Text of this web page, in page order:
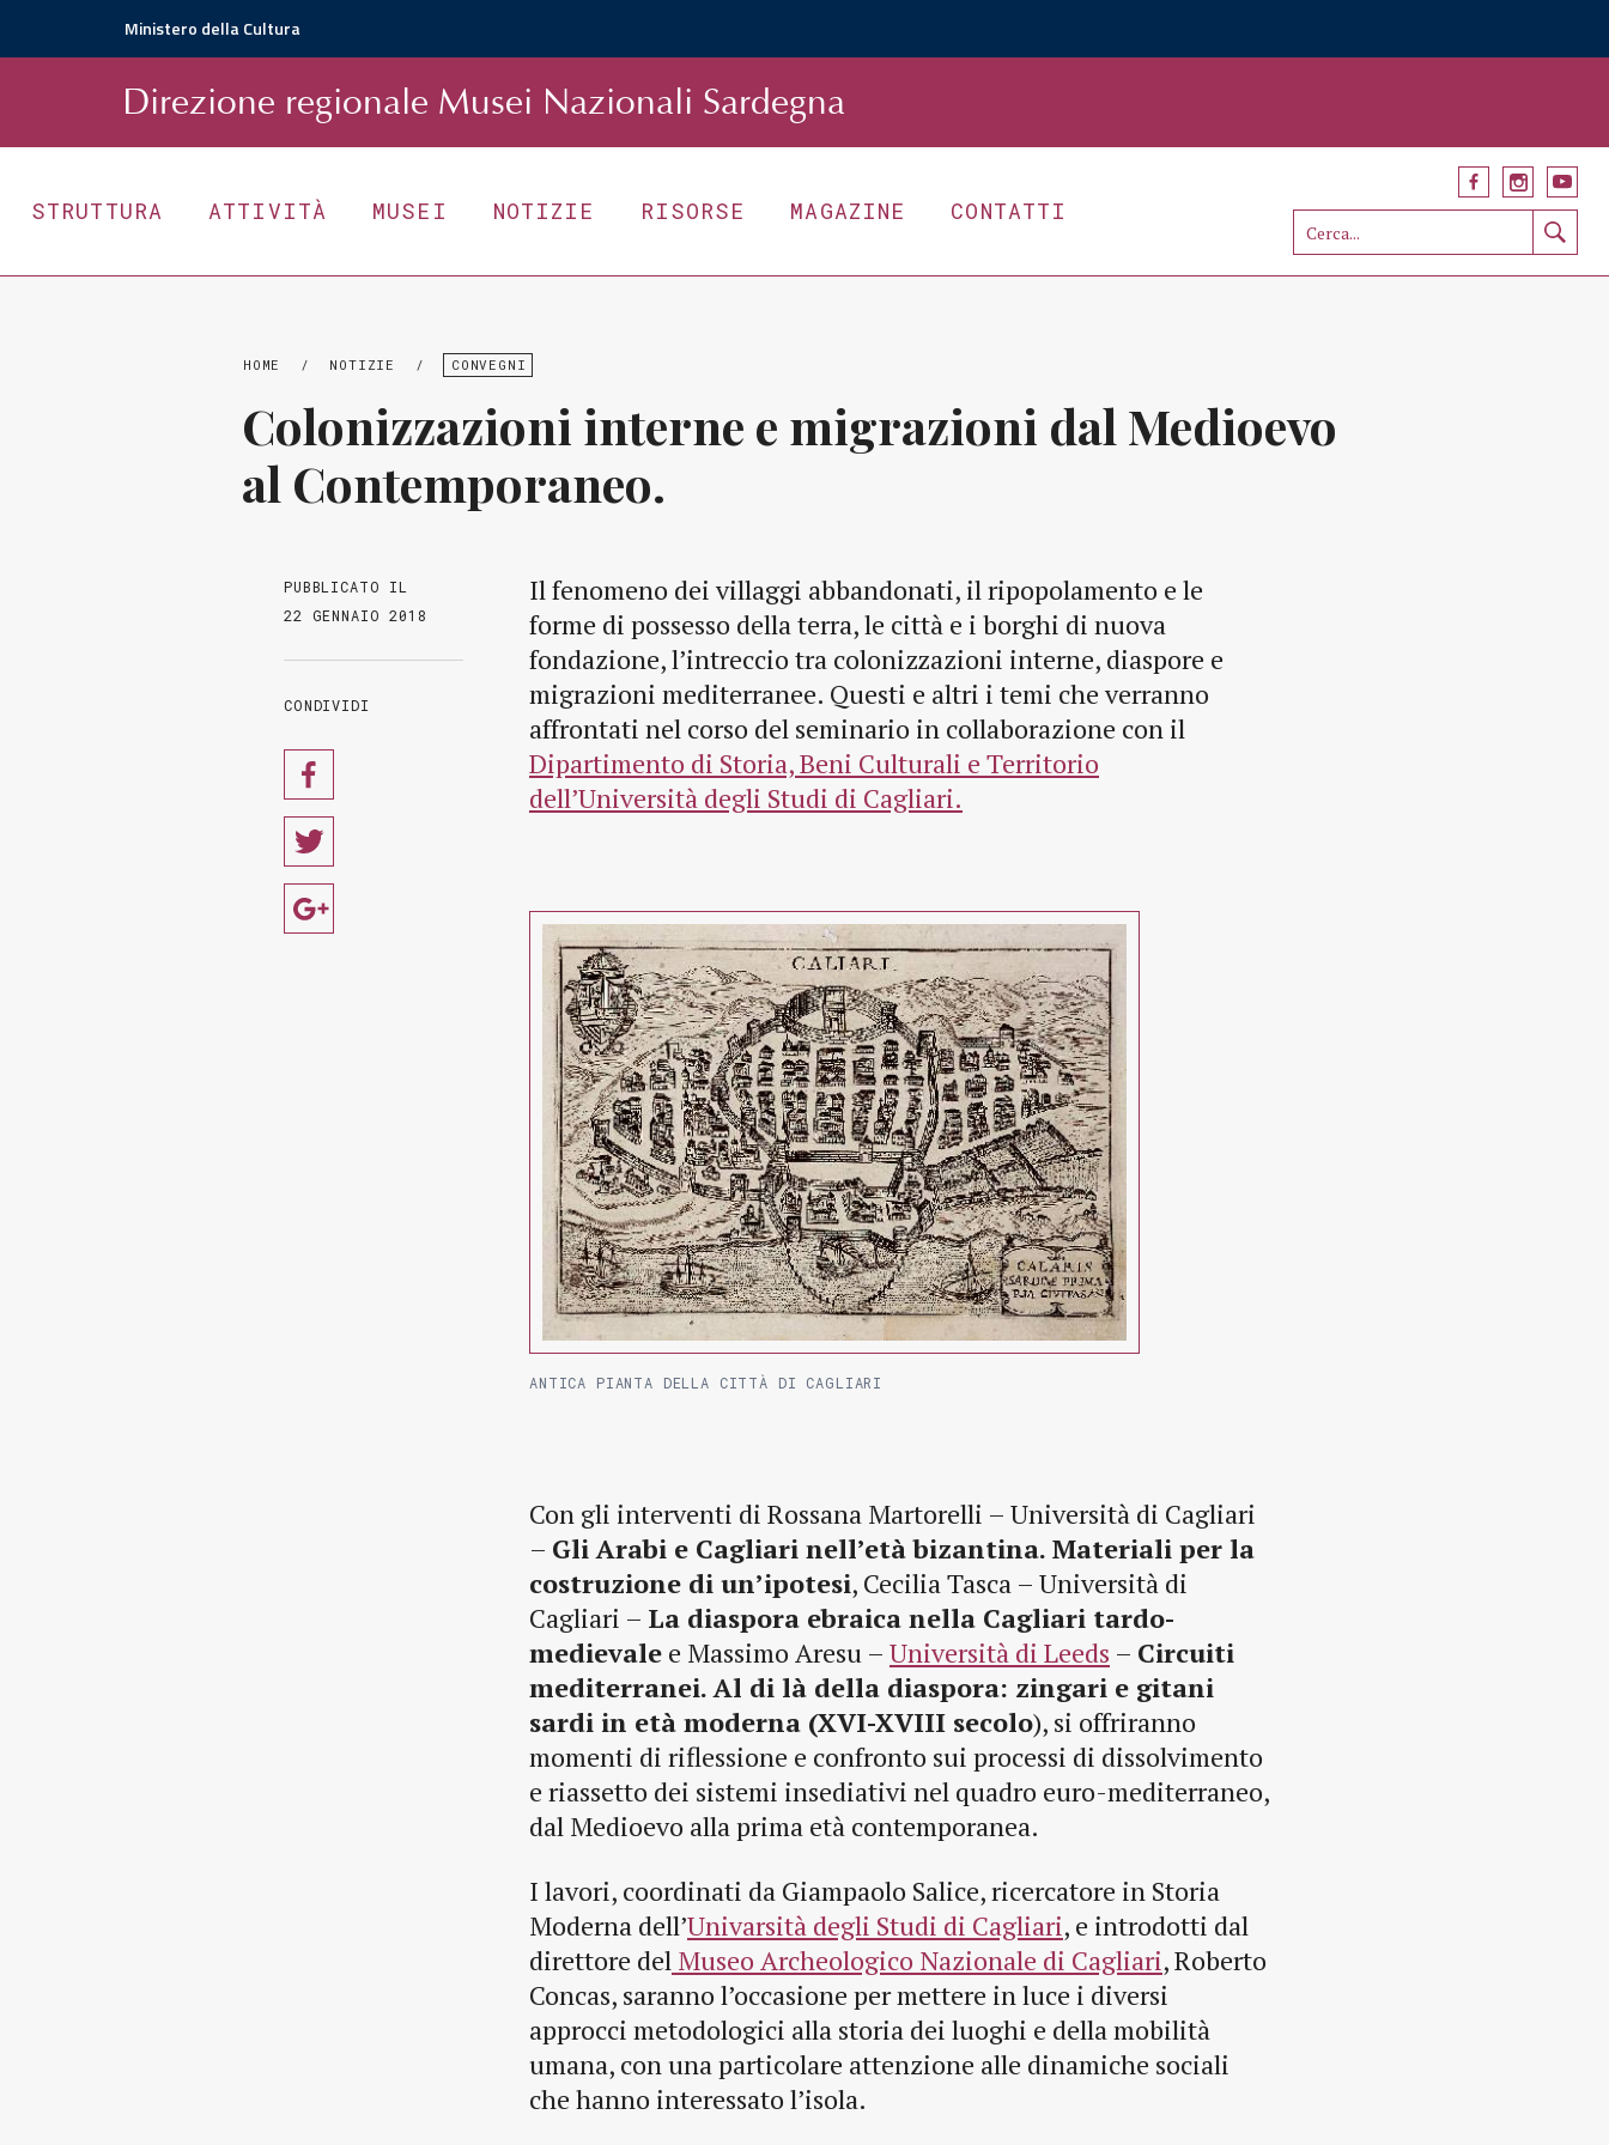
Ministero della Cultura
Direzione regionale Musei Nazionali Sardegna
STRUTTURA ATTIVITÀ MUSEI NOTIZIE RISORSE MAGAZINE CONTATTI
HOME / NOTIZIE / CONVEGNI
Colonizzazioni interne e migrazioni dal Medioevo
al Contemporaneo.
PUBBLICATO IL
22 GENNAIO 2018
CONDIVIDI
Il fenomeno dei villaggi abbandonati, il ripopolamento e le
forme di possesso della terra, le città e i borghi di nuova
fondazione, l’intreccio tra colonizzazioni interne, diaspore e
migrazioni mediterranee. Questi e altri i temi che verranno
affrontati nel corso del seminario in collaborazione con il
Dipartimento di Storia, Beni Culturali e Territorio
dell’Università degli Studi di Cagliari.
ANTICA PIANTA DELLA CITTÀ DI CAGLIARI
Con gli interventi di Rossana Martorelli – Università di Cagliari
– Gli Arabi e Cagliari nell’età bizantina. Materiali per la
costruzione di un’ipotesi, Cecilia Tasca – Università di
Cagliari – La diaspora ebraica nella Cagliari tardo-
medievale e Massimo Aresu – Università di Leeds – Circuiti
mediterranei. Al di là della diaspora: zingari e gitani
sardi in età moderna (XVI-XVIII secolo), si offriranno
momenti di riflessione e confronto sui processi di dissolvimento
e riassetto dei sistemi insediativi nel quadro euro-mediterraneo,
dal Medioevo alla prima età contemporanea.
I lavori, coordinati da Giampaolo Salice, ricercatore in Storia
Moderna dell’Univarsità degli Studi di Cagliari, e introdotti dal
direttore del Museo Archeologico Nazionale di Cagliari, Roberto
Concas, saranno l’occasione per mettere in luce i diversi
approcci metodologici alla storia dei luoghi e della mobilità
umana, con una particolare attenzione alle dinamiche sociali
che hanno interessato l’isola.